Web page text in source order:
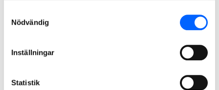
Nödvändig
Inställningar
Statistik
2028